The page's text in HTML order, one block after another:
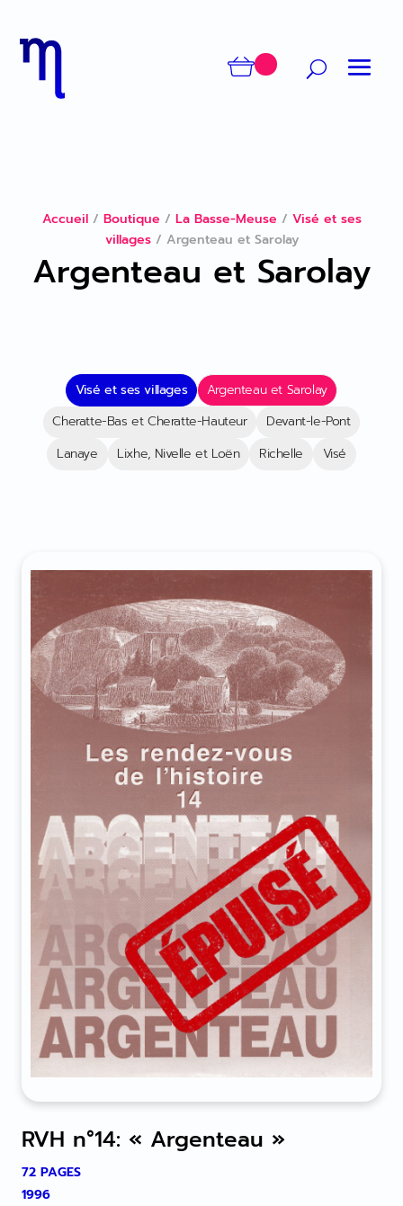
Accueil/ Boutique / La Basse-Meuse / Visé et ses
villages/ Argenteau et Sarolay
Argenteau et Sarolay
Visé et ses villages
Argenteau et Sarolay
Cheratte-Bas et Cheratte-Hauteur
Devant-le-Pont
Lanaye
Lixhe, Nivelle et Loën Richelle Visé
RVH n°14: « Argenteau »
72 PAGES
1996